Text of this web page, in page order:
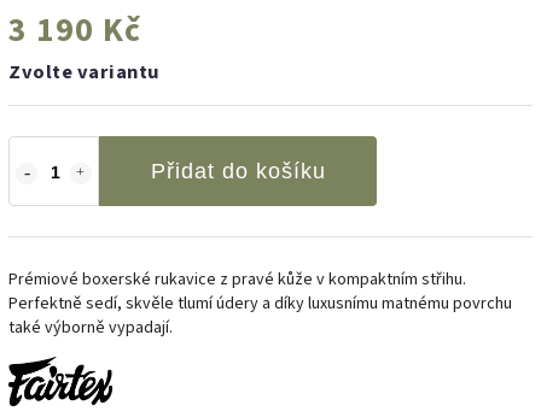
3 190 Kč
Zvolte variantu
Přidat do košíku
Prémiové boxerské rukavice z pravé kůže v kompaktním střihu.
Perfektně sedí, skvěle tlumí údery a díky luxusnímu matnému povrchu
také výborně vypadají.